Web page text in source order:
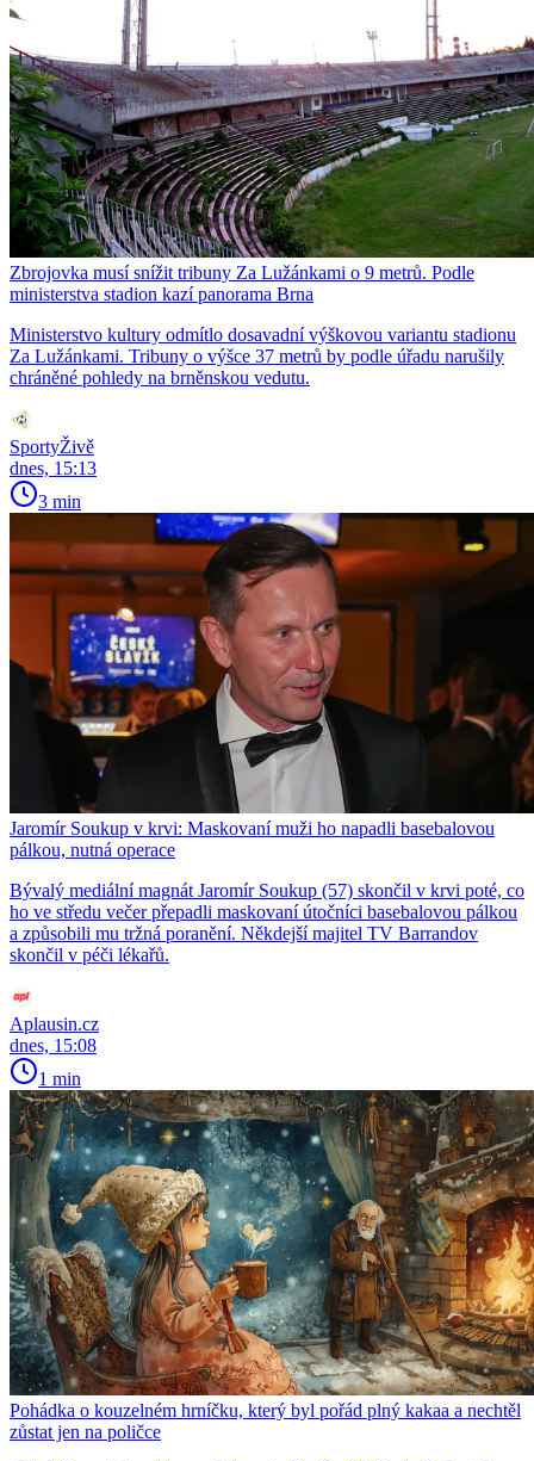
Zbrojovka musí snížit tribuny Za Lužánkami o 9 metrů. Podle
ministerstva stadion kazí panorama Brna
Ministerstvo kultury odmítlo dosavadní výškovou variantu stadionu
Za Lužánkami. Tribuny o výšce 37 metrů by podle úřadu narušily
chráněné pohledy na brněnskou vedutu.
SportyŽivě
dnes, 15:13
3 min
Jaromír Soukup v krvi: Maskovaní muži ho napadli basebalovou
pálkou, nutná operace
Bývalý mediální magnát Jaromír Soukup (57) skončil v krvi poté, co
ho ve středu večer přepadli maskovaní útočníci basebalovou pálkou
a způsobili mu tržná poranění. Někdejší majitel TV Barrandov
skončil v péči lékařů.
Aplausin.cz
dnes, 15:08
1 min
Pohádka o kouzelném hrníčku, který byl pořád plný kakaa a nechtěl
zůstat jen na poličce